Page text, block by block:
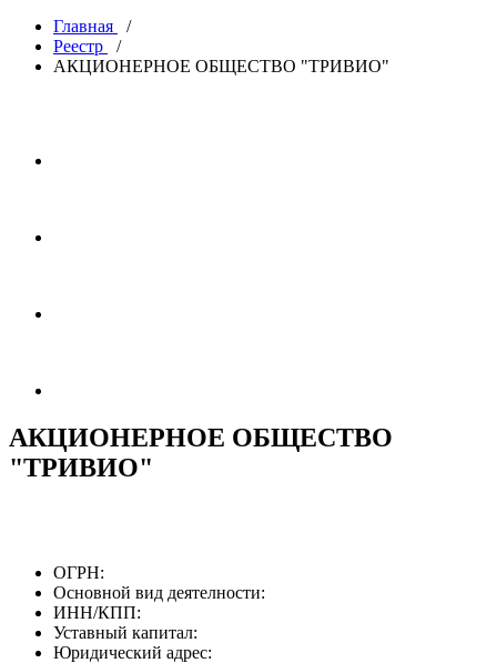
Главная
/
Реестр
/
АКЦИОНЕРНОЕ ОБЩЕСТВО "ТРИВИО"
АКЦИОНЕРНОЕ ОБЩЕСТВО
"ТРИВИО"
ОГРН:
Основной вид деятелности:
ИНН/КПП:
Уставный капитал:
Юридический адрес: